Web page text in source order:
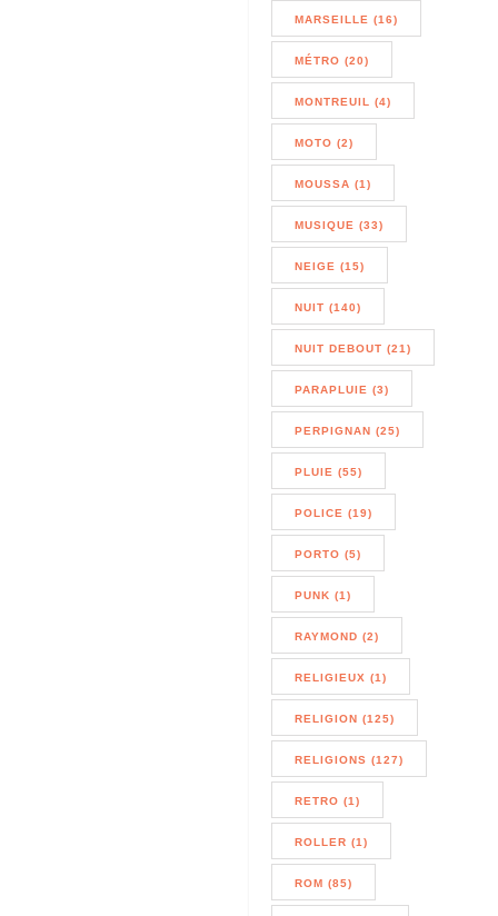
MARSEILLE (16)
MÉTRO (20)
MONTREUIL (4)
MOTO (2)
MOUSSA (1)
MUSIQUE (33)
NEIGE (15)
NUIT (140)
NUIT DEBOUT (21)
PARAPLUIE (3)
PERPIGNAN (25)
PLUIE (55)
POLICE (19)
PORTO (5)
PUNK (1)
RAYMOND (2)
RELIGIEUX (1)
RELIGION (125)
RELIGIONS (127)
RETRO (1)
ROLLER (1)
ROM (85)